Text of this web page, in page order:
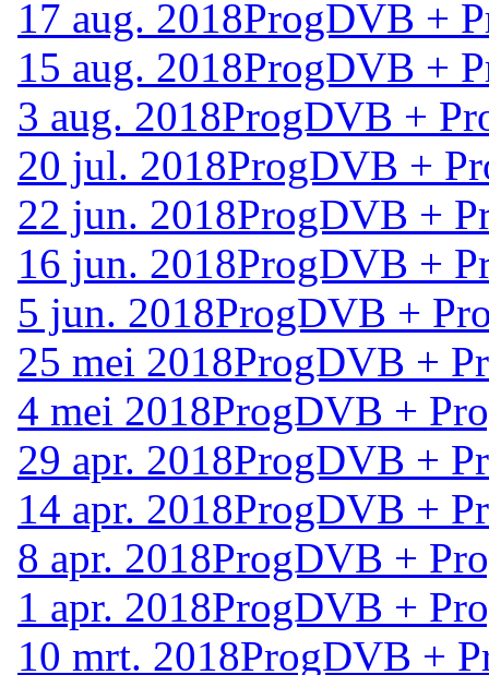
17 aug. 2018ProgDVB +
15 aug. 2018ProgDVB +
3 aug. 2018ProgDVB +
20 jul. 2018ProgDVB +
22 jun. 2018ProgDVB +
16 jun. 2018ProgDVB +
5 jun. 2018ProgDVB +
25 mei 2018ProgDVB +
4 mei 2018ProgDVB +
29 apr. 2018ProgDVB +
14 apr. 2018ProgDVB +
8 apr. 2018ProgDVB +
1 apr. 2018ProgDVB +
10 mrt. 2018ProgDVB +